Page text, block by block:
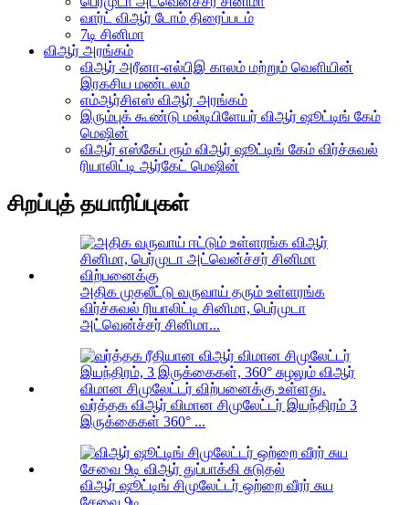
வார்ட் விஆர் டோம் திரைப்படம்
7டி சினிமா
விஆர் அரங்கம்
விஆர் அரீனா-எல்பிஇ காலம் மற்றும் வெளியின்
இரகசிய மண்டலம்
எம்ஆர்சிஎஸ் விஆர் அரங்கம்
இரும்புக் கூண்டு மல்டிபிளேயர் விஆர் ஷூட்டிங் கேம்
மெஷின்
விஆர் எஸ்கேப் ரூம் விஆர் ஷூட்டிங் கேம் விர்ச்சுவல்
ரியாலிட்டி ஆர்கேட் மெஷின்
சிறப்புத் தயாரிப்புகள்
அதிக முதலீட்டு வருவாய் தரும் உள்ளரங்க
விர்ச்சுவல் ரியாலிட்டி சினிமா, பெர்முடா
அட்வென்ச்சர் சினிமா...
வர்த்தக விஆர் விமான சிமுலேட்டர் இயந்திரம் 3
இருக்கைகள் 360° ...
விஆர் ஷூட்டிங் சிமுலேட்டர் ஒற்றை வீரர் சுய